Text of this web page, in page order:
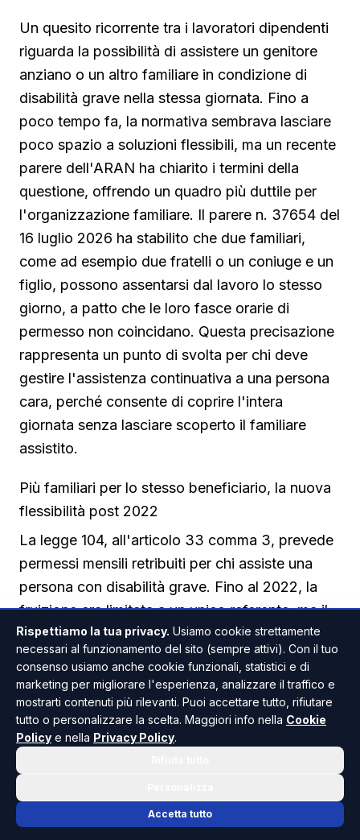
Un quesito ricorrente tra i lavoratori dipendenti
riguarda la possibilità di assistere un genitore
anziano o un altro familiare in condizione di
disabilità grave nella stessa giornata. Fino a
poco tempo fa, la normativa sembrava lasciare
poco spazio a soluzioni flessibili, ma un recente
parere dell'ARAN ha chiarito i termini della
questione, offrendo un quadro più duttile per
l'organizzazione familiare. Il parere n. 37654 del
16 luglio 2026 ha stabilito che due familiari,
come ad esempio due fratelli o un coniuge e un
figlio, possono assentarsi dal lavoro lo stesso
giorno, a patto che le loro fasce orarie di
permesso non coincidano. Questa precisazione
rappresenta un punto di svolta per chi deve
gestire l'assistenza continuativa a una persona
cara, perché consente di coprire l'intera
giornata senza lasciare scoperto il familiare
assistito.
Più familiari per lo stesso beneficiario, la nuova
flessibilità post 2022
La legge 104, all'articolo 33 comma 3, prevede
permessi mensili retribuiti per chi assiste una
persona con disabilità grave. Fino al 2022, la
fruizione era limitata a un unico referente, ma il
decreto legislativo 105 del 2022 ha introdotto
un cambiamento sostanziale. Oggi, più familiari
possono essere autorizzati ad assistere la
stessa persona, alternandosi nella cura. Questo
ha ampliato le possibilità, ma ha anche generato
dubbi sulla gestione pratica dei permessi, in
particolare quando più lavoratori dipendenti
della stessa famiglia intendono assentarsi nella
medesima giornata. La risposta dell'ARAN
Rispettiamo la tua privacy. Usiamo cookie strettamente
necessari al funzionamento del sito (sempre attivi). Con il tuo
consenso usiamo anche cookie funzionali, statistici e di
marketing per migliorare l'esperienza, analizzare il traffico e
mostrarti contenuti più rilevanti. Puoi accettare tutto, rifiutare
tutto o personalizzare la scelta. Maggiori info nella Cookie
Policy e nella Privacy Policy.
Accetta tutto